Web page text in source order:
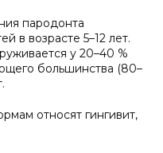
пародонта
в возрасте 5–12 лет.
у 20–40 %
большинства (80–
относят гингивит,